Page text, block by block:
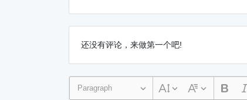
还没有评论，来做第一个吧!
Paragraph